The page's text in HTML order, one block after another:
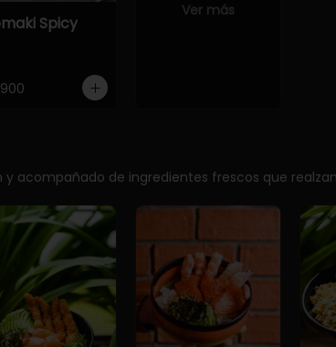
Spicy
Ver más
acompañado de ingredientes frescos que